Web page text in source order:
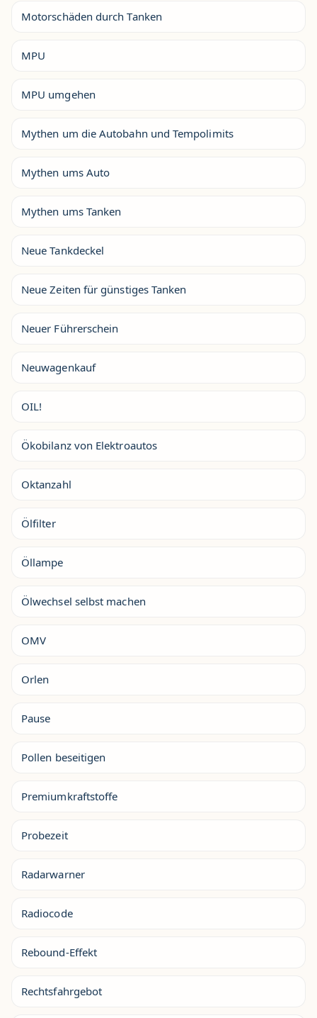
Motorschäden durch Tanken
MPU
MPU umgehen
Mythen um die Autobahn und Tempolimits
Mythen ums Auto
Mythen ums Tanken
Neue Tankdeckel
Neue Zeiten für günstiges Tanken
Neuer Führerschein
Neuwagenkauf
OIL!
Ökobilanz von Elektroautos
Oktanzahl
Ölfilter
Öllampe
Ölwechsel selbst machen
OMV
Orlen
Pause
Pollen beseitigen
Premiumkraftstoffe
Probezeit
Radarwarner
Radiocode
Rebound-Effekt
Rechtsfahrgebot